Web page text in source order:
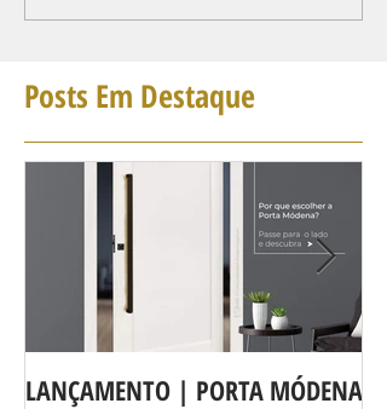
Posts Em Destaque
LANÇAMENTO | PORTA MÓDENA